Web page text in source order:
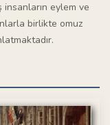
insanların eylem ve
birlikte omuz